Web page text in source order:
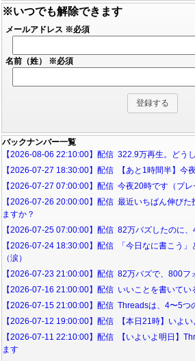
※いつでも解除できます
メールアドレス ※必須
名前（姓） ※必須
バックナンバー一覧
【2026-08-06 22:10:00】配信 322.9万再生。どう
【2026-07-27 18:30:00】配信 【あと1時間半】今
【2026-07-27 07:00:00】配信 今夜20時です（プレ
【2026-07-26 20:00:00】配信 最近いちばん伸びた
ますか？
【2026-07-25 07:00:00】配信 82万バズしたのに
【2026-07-24 18:30:00】配信 「今日なに書こう」
（涙）
【2026-07-23 21:00:00】配信 82万バズで、800フ
【2026-07-16 21:00:00】配信 いいことを書いて
【2026-07-15 21:00:00】配信 Threadsは、4〜5つ
【2026-07-12 19:00:00】配信 【本日21時】いよ
【2026-07-11 22:10:00】配信 【いよいよ明日】
ます